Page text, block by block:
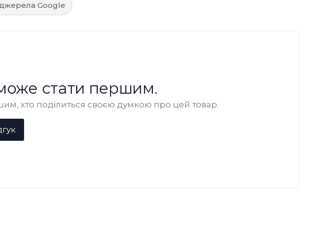
Google
стати першим.
хто поділиться своєю думкою про цей товар.